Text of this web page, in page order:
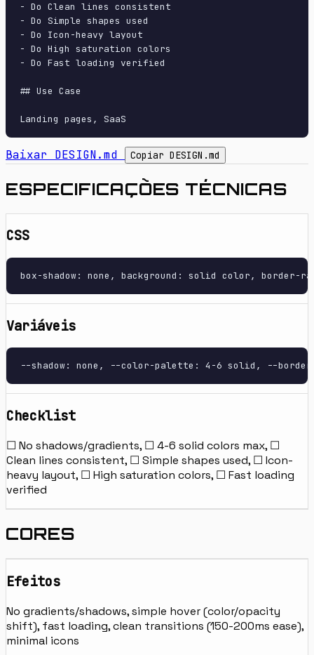
- Do Clean lines consistent
- Do Simple shapes used
- Do Icon-heavy layout
- Do High saturation colors
- Do Fast loading verified
## Use Case
Baixar DESIGN.md Copiar DESIGN.md
ESPECIFICAÇÕES TÉCNICAS
CSS
box-shadow: none, background: solid color,
Variáveis
--shadow: none, --color-palette: 4-6 solid, --
Checklist
☐ No shadows/gradients, ☐ 4-6 solid colors max, ☐
Clean lines consistent, ☐ Simple shapes used, ☐ Icon-
heavy layout, ☐ High saturation colors, ☐ Fast loading
verified
CORES
Efeitos
No gradients/shadows, simple hover (color/opacity
shift), fast loading, clean transitions (150-200ms ease),
minimal icons